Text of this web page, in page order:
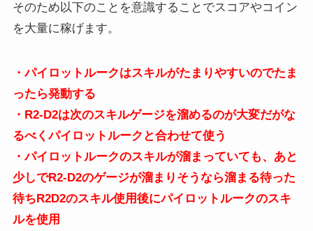
そのため以下のことを意識することでスコアやコイン
を大量に稼げます。
・パイロットルークはスキルがたまりやすいのでたま
ったら発動する
・R2-D2は次のスキルゲージを溜めるのが大変だがな
るべくパイロットルークと合わせて使う
・パイロットルークのスキルが溜まっていても、あと
少しでR2-D2のゲージが溜まりそうなら溜まる待った
待ちR2D2のスキル使用後にパイロットルークのスキ
ルを使用